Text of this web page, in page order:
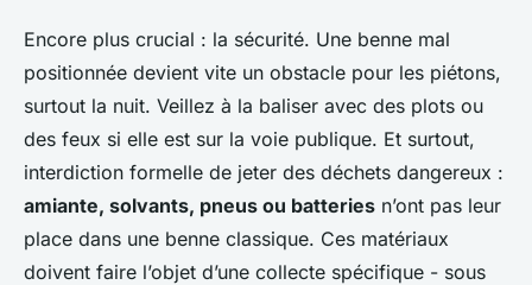
Encore plus crucial : la sécurité. Une benne mal
positionnée devient vite un obstacle pour les piétons,
surtout la nuit. Veillez à la baliser avec des plots ou
des feux si elle est sur la voie publique. Et surtout,
interdiction formelle de jeter des déchets dangereux :
amiante, solvants, pneus ou batteries n’ont pas leur
place dans une benne classique. Ces matériaux
doivent faire l’objet d’une collecte spécifique - sous